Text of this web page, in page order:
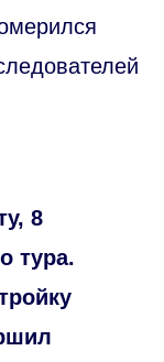
8
тура.